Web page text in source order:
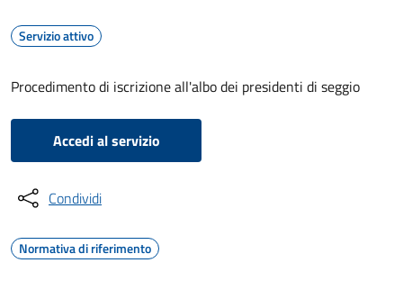
Servizio attivo
Procedimento di iscrizione all'albo dei presidenti di seggio
Accedi al servizio
Condividi
Normativa di riferimento